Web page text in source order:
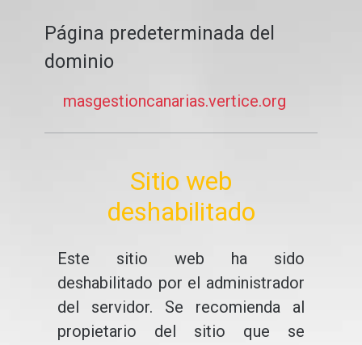
Página predeterminada del
dominio
masgestioncanarias.vertice.org
Sitio web
deshabilitado
Este sitio web ha sido
deshabilitado por el administrador
del servidor. Se recomienda al
propietario del sitio que se